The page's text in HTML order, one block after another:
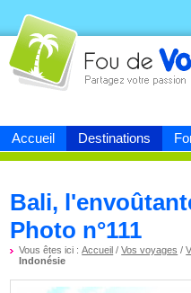
Accueil Destinations
Fou devoyage
Bali,
Photo n°111
Vous êtes ici :Accueil /Vos voyages /
Indonésie